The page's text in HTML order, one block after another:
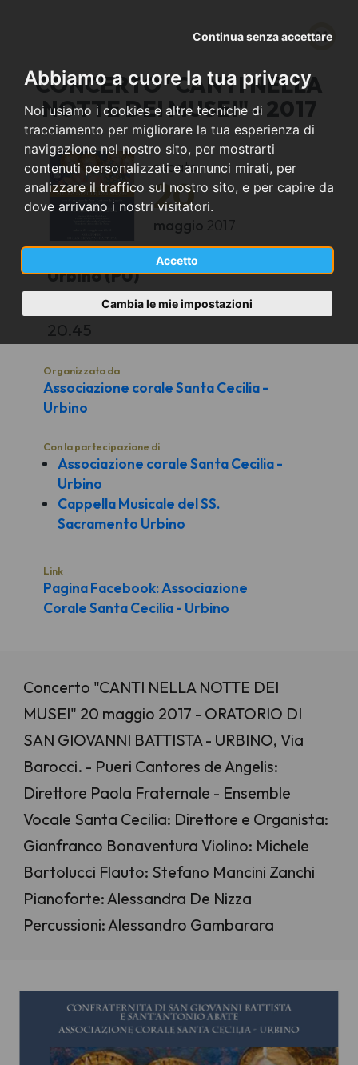
Abbiamo a cuore la tua privacy
Noi usiamo i cookies e altre tecniche di
tracciamento per migliorare la tua esperienza di
navigazione nel nostro sito, per mostrarti
contenuti personalizzati e annunci mirati, per
analizzare il traffico sul nostro sito, e per capire da
dove arrivano i nostri visitatori.
Accetto
Continua senza accettare
Cambia le mie impostazioni
CONCERTO "CANTI NELLA
NOTTE DEI MUSEI" - 2017
sabato
20
maggio 2017
Urbino (PU)
Oratorio di San Giovanni - Via Barocci
20.45
Organizzato da
Associazione corale Santa Cecilia -
Urbino
Con la partecipazione di
Associazione corale Santa Cecilia -
Urbino
Cappella Musicale del SS.
Sacramento Urbino
Link
Pagina Facebook: Associazione
Corale Santa Cecilia - Urbino
Concerto "CANTI NELLA NOTTE DEI
MUSEI" 20 maggio 2017 - ORATORIO DI
SAN GIOVANNI BATTISTA - URBINO, Via
Barocci. - Pueri Cantores de Angelis:
Direttore Paola Fraternale - Ensemble
Vocale Santa Cecilia: Direttore e Organista:
Gianfranco Bonaventura Violino: Michele
Bartolucci Flauto: Stefano Mancini Zanchi
Pianoforte: Alessandra De Nizza
Percussioni: Alessandro Gambarara